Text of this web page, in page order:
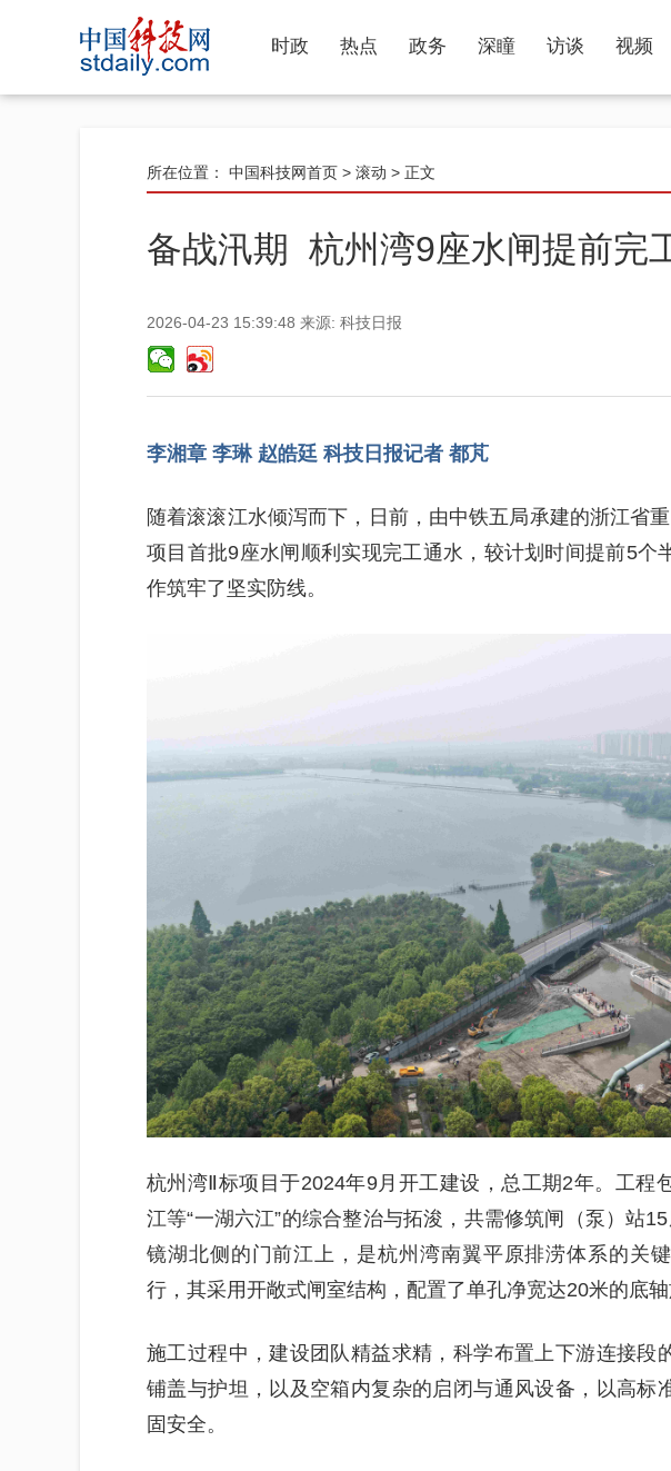
时政 热点 政务 深瞳 访谈 视频
所在位置： 中国科技网首页 > 滚动 > 正文
备战汛期 杭州湾9座水闸提前完
2026-04-23 15:39:48 来源: 科技日报
李湘章 李琳 赵皓廷 科技日报记者 都芃
随着滚滚江水倾泻而下，日前，由中铁五局承建的浙江
项目首批9座水闸顺利实现完工通水，较计划时间提前5个
作筑牢了坚实防线。
杭州湾Ⅱ标项目于2024年9月开工建设，总工期2年。工程
江等“一湖六江”的综合整治与拓浚，共需修筑闸（泵）站
镜湖北侧的门前江上，是杭州湾南翼平原排涝体系的关
行，其采用开敞式闸室结构，配置了单孔净宽达20米的底轴
施工过程中，建设团队精益求精，科学布置上下游连接段
铺盖与护坦，以及空箱内复杂的启闭与通风设备，以高标
固安全。